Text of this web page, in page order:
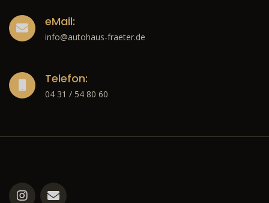
eMail:
info@autohaus-fraeter.de
Telefon:
04 31 / 54 80 60